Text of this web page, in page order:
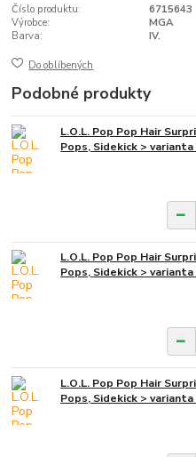
Číslo produktu:
6715643
Výrobce:
MGA
Barva:
IV.
Do oblíbených
Podobné produkty
L.O.L. Pop Pop Hair
Pops, Sidekick > varianta
L.O.L. Pop Pop Hair
Pops, Sidekick > varianta
L.O.L. Pop Pop Hair
Pops, Sidekick > varianta